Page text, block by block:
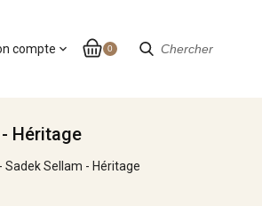
Chercher
0
compte expand_more
Héritage
Sadek Sellam - Héritage